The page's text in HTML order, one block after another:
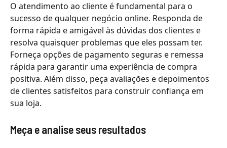
O atendimento ao cliente é fundamental para o
sucesso de qualquer negócio online. Responda de
forma rápida e amigável às dúvidas dos clientes e
resolva quaisquer problemas que eles possam ter.
Forneça opções de pagamento seguras e remessa
rápida para garantir uma experiência de compra
positiva. Além disso, peça avaliações e depoimentos
de clientes satisfeitos para construir confiança em
sua loja.
Meça e analise seus resultados